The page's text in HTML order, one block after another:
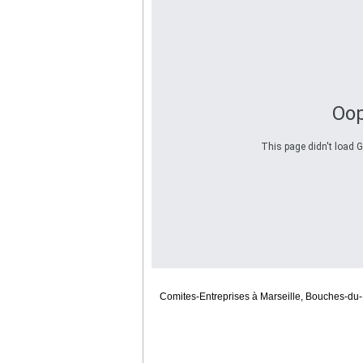
This page didn't load
Comites-Entreprises à Marseille, Bouches-